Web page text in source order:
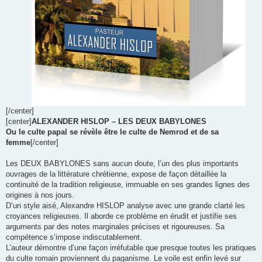
[/center]
[center]ALEXANDER HISLOP – LES DEUX BABYLONES
Ou le culte papal se révèle être le culte de Nemrod et de sa
femme[/center]
Les DEUX BABYLONES sans aucun doute, l’un des plus importants
ouvrages de la littérature chrétienne, expose de façon détaillée la
continuité de la tradition religieuse, immuable en ses grandes lignes des
origines à nos jours.
D’un style aisé, Alexandre HISLOP analyse avec une grande clarté les
croyances religieuses. Il aborde ce problème en érudit et justifie ses
arguments par des notes marginales précises et rigoureuses. Sa
compétence s’impose indiscutablement.
L’auteur démontre d’une façon irréfutable que presque toutes les pratiques
du culte romain proviennent du paganisme. Le voile est enfin levé sur